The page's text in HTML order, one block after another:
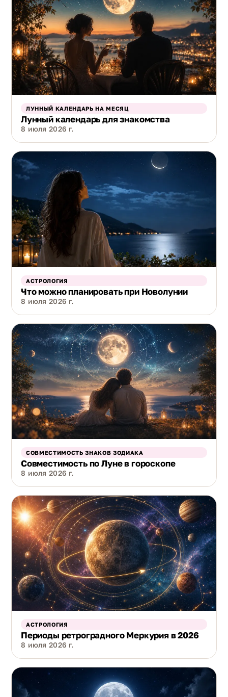
ЛУННЫЙ КАЛЕНДАРЬ НА МЕСЯЦ
Лунный календарь для знакомства
8 июля 2026 г.
АСТРОЛОГИЯ
Что можно планировать при Новолунии
8 июля 2026 г.
СОВМЕСТИМОСТЬ ЗНАКОВ ЗОДИАКА
Совместимость по Луне в гороскопе
8 июля 2026 г.
АСТРОЛОГИЯ
Периоды ретроградного Меркурия в 2026
8 июля 2026 г.